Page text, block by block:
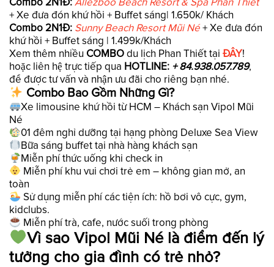
+ Xe đưa đón khứ hồi + Buffet sáng| 1.650k/ Khách
Combo 2N1Đ: Sunny Beach Resort Mũi Né+ Xe đưa đón
khứ hồi + Buffet sáng | 1.499k/Khách
Xem thêm nhiều COMBOdu lịch Phan Thiết tại ĐÂY!
hoặc liên hệ trực tiếp qua HOTLINE: + 84.938.057.789,
để được tư vấn và nhận ưu đãi cho riêng bạn nhé.
Combo Bao Gồm Những Gì?
Xe limousine khứ hồi từ HCM – Khách sạn Vipol Mũi
Né
01 đêm nghỉ dưỡng tại hạng phòng Deluxe Sea View
Bữa sáng buffet tại nhà hàng khách sạn
Miễn phí thức uống khi check in
Miễn phí khu vui chơi trẻ em – không gian mở, an
toàn
Sử dụng miễn phí các tiện ích: hồ bơi vô cực, gym,
kidclubs.
Miễn phí trà, cafe, nước suối trong phòng
Vì sao Vipol Mũi Né là điểm đến lý
tưởng cho gia đình có trẻ nhỏ?